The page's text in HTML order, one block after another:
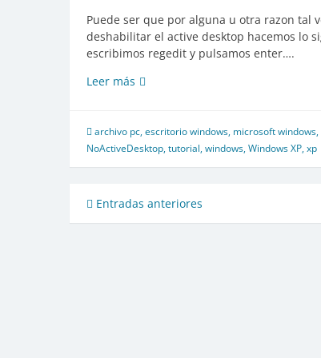
Puede ser que por alguna u otra razon tal
deshabilitar el active desktop hacemos lo
escribimos regedit y pulsamos enter….
Leer más Desactivar
con
regedit
archivo pc,escritorio windows, microsoft windows,
NoActiveDesktop,tutorial,windows,Windows XP,xp
Navegación
de
Entradas anteriores